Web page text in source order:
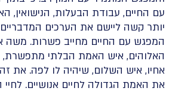
עם החיים, עבודת הבעלות, הנישואין,
יותר קשה ליישם את הערכים
המפגש עם החיים מחייב פשרות. משה
האלוהים, איש האמת הבלתי מתפשרת,
אחיו, איש השלום, שיהיה לו לפה. את
את האמת הגדולה לחיים אנושיים. לחיי